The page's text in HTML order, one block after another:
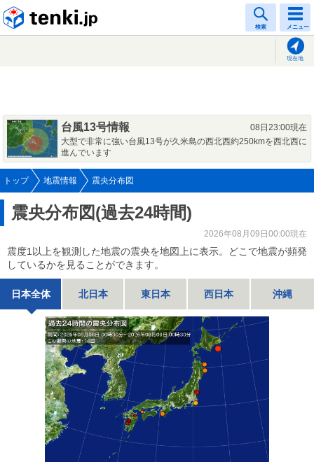
検索 メニュー
現在地
台風13号情報
08日23:00現在
大型で非常に強い台風13号が久米島の西北西約250kmを西北西に
進んでいます
トップ 地震情報 震央分布図
震央分布図(過去24時間)
2026年08月09日00:00現在
震度1以上を観測した地震の震央を地図上に表示。どこで地震が頻発
しているかを見ることができます。
日本全体 北日本 東日本 西日本 沖縄